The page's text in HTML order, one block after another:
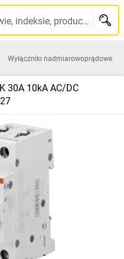
Szukaj po nazwie, indeksie, producencie, kodzie kreskowym...
Wyłączniki nadmiarowoprądowe
30A 10kA AC/DC